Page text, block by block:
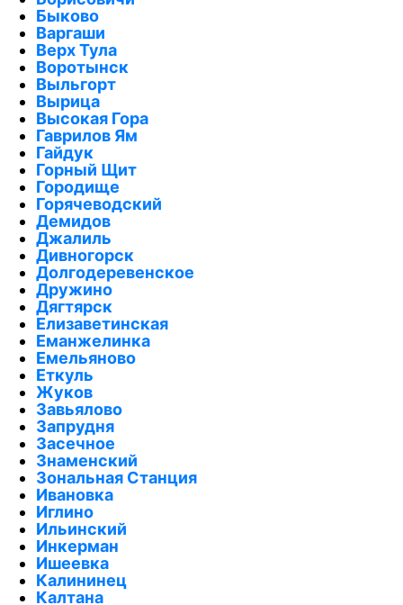
Быково
Варгаши
Верх Тула
Воротынск
Выльгорт
Вырица
Высокая Гора
Гаврилов Ям
Гайдук
Горный Щит
Городище
Горячеводский
Демидов
Джалиль
Дивногорск
Долгодеревенское
Дружино
Дягтярск
Елизаветинская
Еманжелинка
Емельяново
Еткуль
Жуков
Завьялово
Запрудня
Засечное
Знаменский
Зональная Станция
Ивановка
Иглино
Ильинский
Инкерман
Ишеевка
Калининец
Калтана